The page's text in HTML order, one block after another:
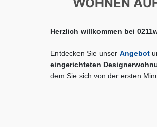
Herzlich willkommen bei
Entdecken Sie unser Angebot
eingerichteten
dem Sie sich von der ersten